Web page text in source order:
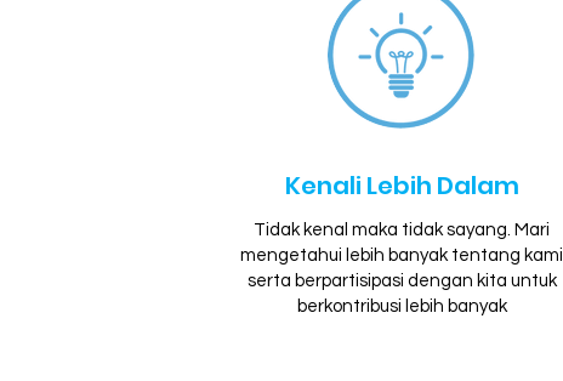
Kenali Lebih Dalam
Tidak kenal maka tidak sayang. Mari
mengetahui lebih banyak tentang kami
serta berpartisipasi dengan kita untuk
berkontribusi lebih banyak